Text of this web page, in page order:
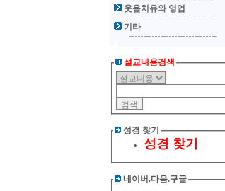
웃음치유와 영업
기타
설교내용검색
성경 찾기
성경 찾기
네이버.다음.구글